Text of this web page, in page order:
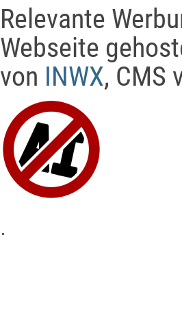
Relevante
Webseite
von INWX, CMS
.